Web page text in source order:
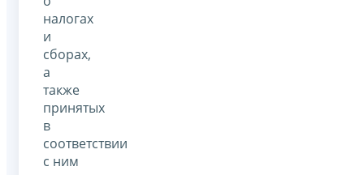
налогах
и
сборах,
а
также
принятых
в
соответствии
с ним